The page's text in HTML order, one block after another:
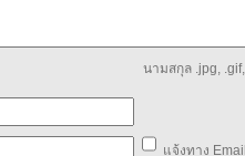
นามสกุล .jpg,
แจ้งทาง